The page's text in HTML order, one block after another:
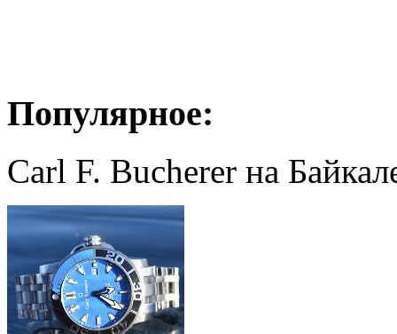
Популярное:
Carl F. Bucherer на